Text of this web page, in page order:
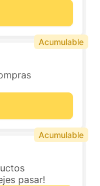
Acumulable
pasar!
Acumulable